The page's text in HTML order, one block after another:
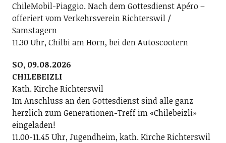
ChileMobil-Piaggio. Nach dem Gottesdienst Apéro –
offeriert vom Verkehrsverein Richterswil /
Samstagern
11.30 Uhr, Chilbi am Horn, bei den Autoscootern
SO, 09.08.2026
CHILEBEIZLI
Kath. Kirche Richterswil
Im Anschluss an den Gottesdienst sind alle ganz
herzlich zum Generationen-Treff im «Chilebeizli»
eingeladen!
11.00-11.45 Uhr, Jugendheim, kath. Kirche Richterswil